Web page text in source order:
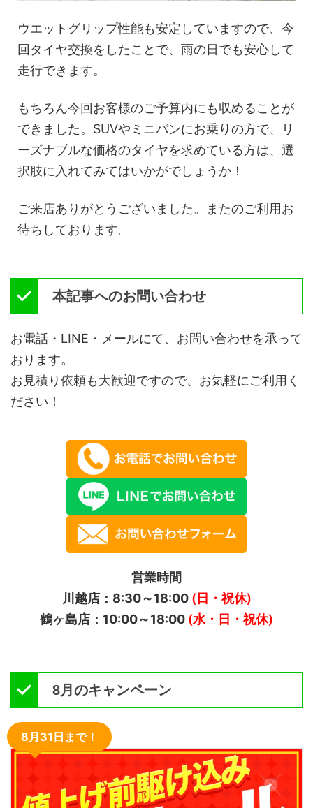
ウエットグリップ性能も安定していますので、今
回タイヤ交換をしたことで、雨の日でも安心して
走行できます。
もちろん今回お客様のご予算内にも収めることが
できました。SUVやミニバンにお乗りの方で、リ
ーズナブルな価格のタイヤを求めている方は、選
択肢に入れてみてはいかがでしょうか！
ご来店ありがとうございました。またのご利用お
待ちしております。
本記事へのお問い合わせ
お電話・LINE・メールにて、お問い合わせを承って
おります。
お見積り依頼も大歓迎ですので、お気軽にご利用く
ださい！
営業時間
川越店：8:30～18:00(日・祝休)
鶴ヶ島店：10:00～18:00 (水・日・祝休)
8月のキャンペーン
8月31日まで！